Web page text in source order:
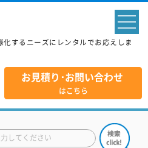
するニーズにレンタルでお応えしま
お見積り･お問い合わせ
はこちら